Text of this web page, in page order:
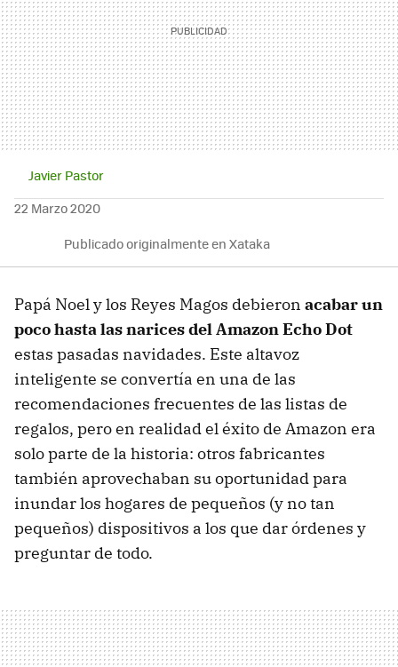
Javier Pastor
22 Marzo 2020
Publicado originalmente en Xataka
Papá Noel y los Reyes Magos debieron acabar un
poco hasta las narices del Amazon Echo Dot
estas pasadas navidades. Este altavoz
inteligente se convertía en una de las
recomendaciones frecuentes de las listas de
regalos, pero en realidad el éxito de Amazon era
solo parte de la historia: otros fabricantes
también aprovechaban su oportunidad para
inundar los hogares de pequeños (y no tan
pequeños) dispositivos a los que dar órdenes y
preguntar de todo.